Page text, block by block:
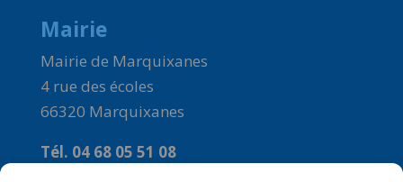
Mairie
Mairie de Marquixanes
4 rue des écoles
66320 Marquixanes
Tél. 04 68 05 51 08